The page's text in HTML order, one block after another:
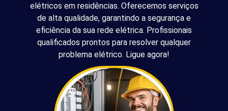
elétricos em residências. Oferecemos serviços
de alta qualidade, garantindo a segurança e
eficiência da sua rede elétrica. Profissionais
qualificados prontos para resolver qualquer
problema elétrico. Ligue agora!